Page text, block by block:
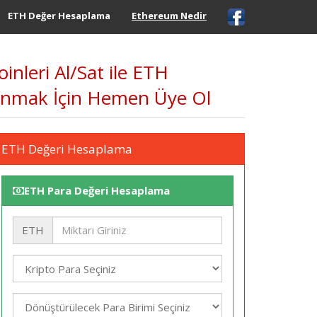
ETH Değer Hesaplama Ethereum Nedir
Al/Sat ile ETH
İçin Hemen Üye Ol
ETH Değeri Hesaplama
ETH Para Değeri Hesaplama
ETH